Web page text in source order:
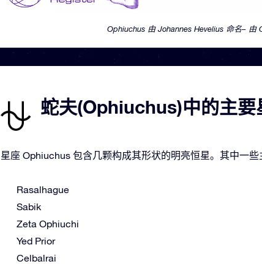
Ophiuchus 由 Johannes Hevelius 命名– 由
蛇夫(Ophiuchus)中的主要
星座 Ophiuchus 包含几颗构成其形状的明亮恒星。其中一些
Rasalhague
Sabik
Zeta Ophiuchi
Yed Prior
Celbalrai